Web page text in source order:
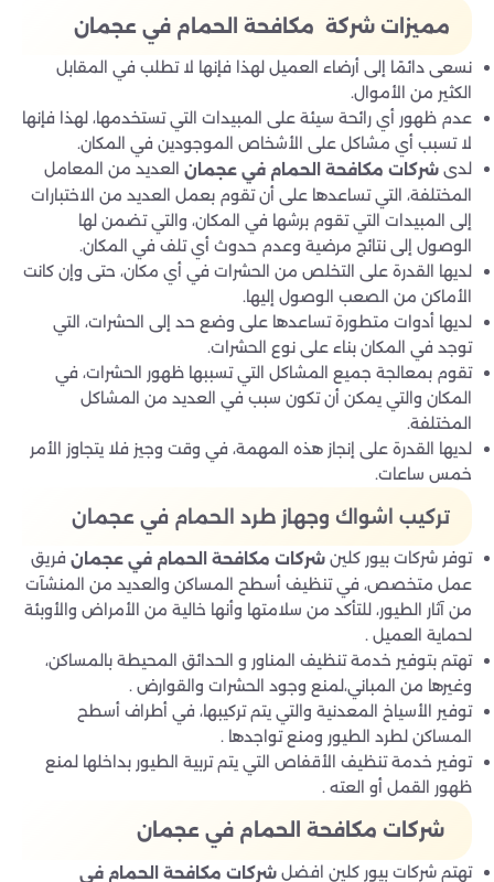
مميزات شركة مكافحة الحمام في عجمان
نسعى دائمًا إلى أرضاء العميل لهذا فإنها لا تطلب في المقابل
الكثير من الأموال.
عدم ظهور أي رائحة سيئة على المبيدات التي تستخدمها، لهذا فإنها
لا تسبب أي مشاكل على الأشخاص الموجودين في المكان.
لدى شركات مكافحة الحمام في عجمان العديد من المعامل
المختلفة، التي تساعدها على أن تقوم بعمل العديد من الاختبارات
إلى المبيدات التي تقوم برشها في المكان، والتي تضمن لها
الوصول إلى نتائج مرضية وعدم حدوث أي تلف في المكان.
لديها القدرة على التخلص من الحشرات في أي مكان، حتى وإن كانت
الأماكن من الصعب الوصول إليها.
لديها أدوات متطورة تساعدها على وضع حد إلى الحشرات، التي
توجد في المكان بناء على نوع الحشرات.
تقوم بمعالجة جميع المشاكل التي تسببها ظهور الحشرات، في
المكان والتي يمكن أن تكون سبب في العديد من المشاكل
المختلفة.
لديها القدرة على إنجاز هذه المهمة، في وقت وجيز فلا يتجاوز الأمر
خمس ساعات.
تركيب اشواك وجهاز طرد الحمام في عجمان
توفر شركات بيور كلين شركات مكافحة الحمام في عجمان فريق
عمل متخصص، في تنظيف أسطح المساكن والعديد من المنشآت
من آثار الطيور، للتأكد من سلامتها وأنها خالية من الأمراض والأوبئة
لحماية العميل .
تهتم بتوفير خدمة تنظيف المناور و الحدائق المحيطة بالمساكن،
وغيرها من المباني،لمنع وجود الحشرات والقوارض .
توفير الأسياخ المعدنية والتي يتم تركيبها، في أطراف أسطح
المساكن لطرد الطيور ومنع تواجدها .
توفير خدمة تنظيف الأقفاص التي يتم تربية الطيور بداخلها لمنع
ظهور القمل أو العته .
شركات مكافحة الحمام في عجمان
تهتم شركات بيور كلين افضل شركات مكافحة الحمام في